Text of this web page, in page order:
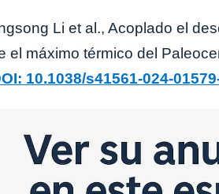
Li et al., Acoplado el
el máximo térmico del
10.1038/s41561-024-